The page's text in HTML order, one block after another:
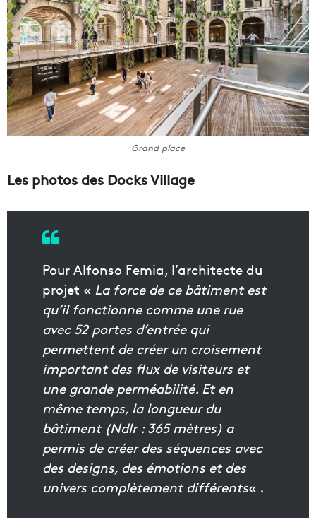
Grand place
Les photos des Docks Village
Pour Alfonso Femia, l’architecte du
projet « La force de ce bâtiment est
qu’il fonctionne comme une rue
avec 52 portes d’entrée qui
permettent de créer un croisement
important des flux de visiteurs et
une grande perméabilité. Et en
même temps, la longueur du
bâtiment (Ndlr : 365 mètres) a
permis de créer des séquences avec
des designs, des émotions et des
univers complètement différents« .